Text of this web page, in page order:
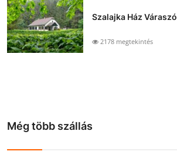
Szalajka Ház Váraszó
2178 megtekintés
Még több szállás